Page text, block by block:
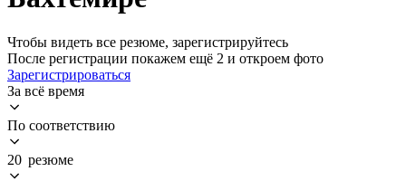
Чтобы видеть все резюме, зарегистрируйтесь
После регистрации покажем ещё 2 и откроем фото
Зарегистрироваться
За всё время
По соответствию
20 резюме